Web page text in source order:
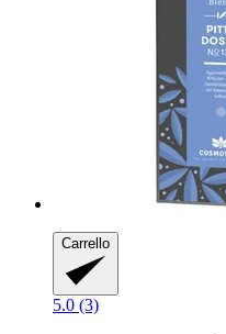
Carrello
5.0 (3)